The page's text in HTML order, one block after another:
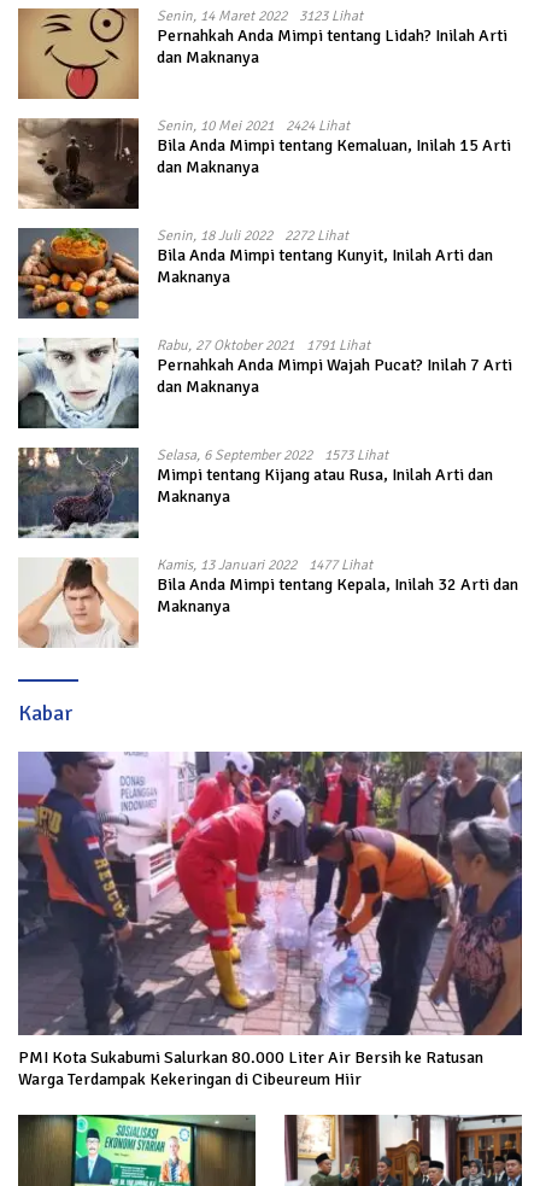
Senin, 14 Maret 2022 3123 Lihat
Pernahkah Anda Mimpi tentang Lidah? Inilah Arti
dan Maknanya
Senin, 10 Mei 2021 2424 Lihat
Bila Anda Mimpi tentang Kemaluan, Inilah 15 Arti
dan Maknanya
Senin, 18 Juli 2022 2272 Lihat
Bila Anda Mimpi tentang Kunyit, Inilah Arti dan
Maknanya
Rabu, 27 Oktober 2021 1791 Lihat
Pernahkah Anda Mimpi Wajah Pucat? Inilah 7 Arti
dan Maknanya
Selasa, 6 September 2022 1573 Lihat
Mimpi tentang Kijang atau Rusa, Inilah Arti dan
Maknanya
Kamis, 13 Januari 2022 1477 Lihat
Bila Anda Mimpi tentang Kepala, Inilah 32 Arti dan
Maknanya
Kabar
PMI Kota Sukabumi Salurkan 80.000 Liter Air Bersih ke Ratusan
Warga Terdampak Kekeringan di Cibeureum Hiir